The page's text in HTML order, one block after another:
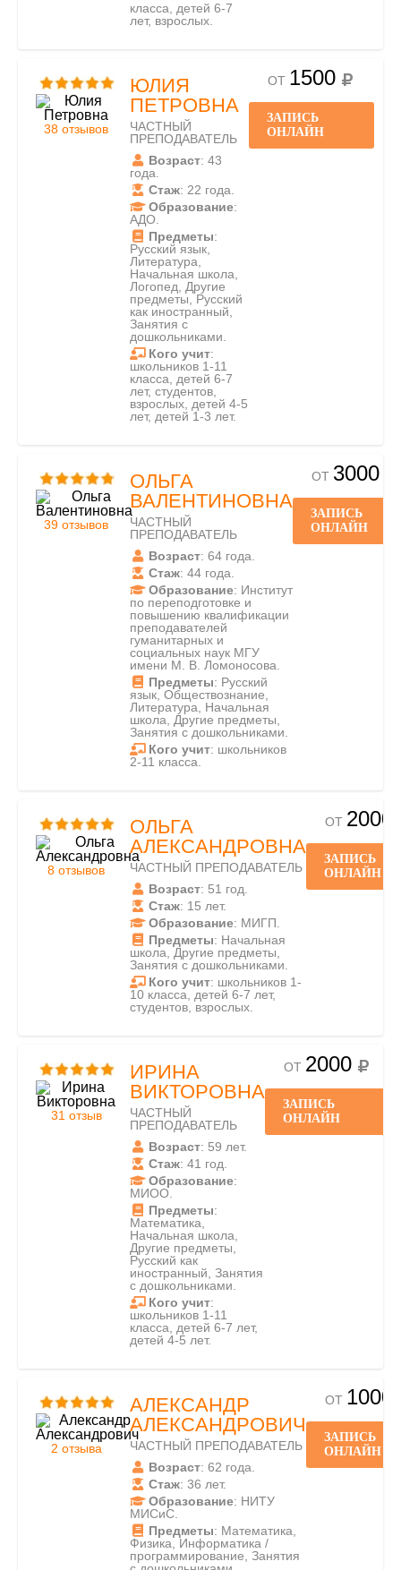
класса, детей 6-7
лет, взрослых.
38 отзывов
ЮЛИЯ
ПЕТРОВНА
ЧАСТНЫЙ
ПРЕПОДАВАТЕЛЬ
Возраст: 43
года.
Стаж: 22 года.
Образование:
АДО.
Предметы:
Русский язык,
Литература,
Начальная школа,
Логопед, Другие
предметы, Русский
как иностранный,
Занятия с
дошкольниками.
Кого учит:
школьников 1-11
класса, детей 6-7
лет, студентов,
взрослых, детей 4-5
лет, детей 1-3 лет.
ОТ 1500
ЗАПИСЬ
ОНЛАЙН
39 отзывов
ОЛЬГА
ВАЛЕНТИНОВНА
ЧАСТНЫЙ
ПРЕПОДАВАТЕЛЬ
Возраст: 64 года.
Стаж: 44 года.
Образование: Институт
по переподготовке и
повышению квалификации
преподавателей
гуманитарных и
социальных наук МГУ
имени М. В. Ломоносова.
Предметы: Русский
язык, Обществознание,
Литература, Начальная
школа, Другие предметы,
Занятия с дошкольниками.
Кого учит: школьников
2-11 класса.
ОТ 3000
ЗАПИСЬ
ОНЛАЙН
8 отзывов
ОЛЬГА
АЛЕКСАНДРОВНА
ЧАСТНЫЙ ПРЕПОДАВАТЕЛЬ
Возраст: 51 год.
Стаж: 15 лет.
Образование: МИГП.
Предметы: Начальная
школа, Другие предметы,
Занятия с дошкольниками.
Кого учит: школьников 1-
10 класса, детей 6-7 лет,
студентов, взрослых.
ОТ 2000
ЗАПИСЬ
ОНЛАЙН
31 отзыв
ИРИНА
ВИКТОРОВНА
ЧАСТНЫЙ
ПРЕПОДАВАТЕЛЬ
Возраст: 59 лет.
Стаж: 41 год.
Образование:
МИОО.
Предметы:
Математика,
Начальная школа,
Другие предметы,
Русский как
иностранный, Занятия
с дошкольниками.
Кого учит:
школьников 1-11
класса, детей 6-7 лет,
детей 4-5 лет.
ОТ 2000
ЗАПИСЬ
ОНЛАЙН
2 отзыва
АЛЕКСАНДР
АЛЕКСАНДРОВИЧ
ЧАСТНЫЙ ПРЕПОДАВАТЕЛЬ
Возраст: 62 года.
Стаж: 36 лет.
Образование: НИТУ
МИСиС.
Предметы: Математика,
Физика, Информатика /
программирование, Занятия
ОТ 1000
ЗАПИСЬ
ОНЛАЙН